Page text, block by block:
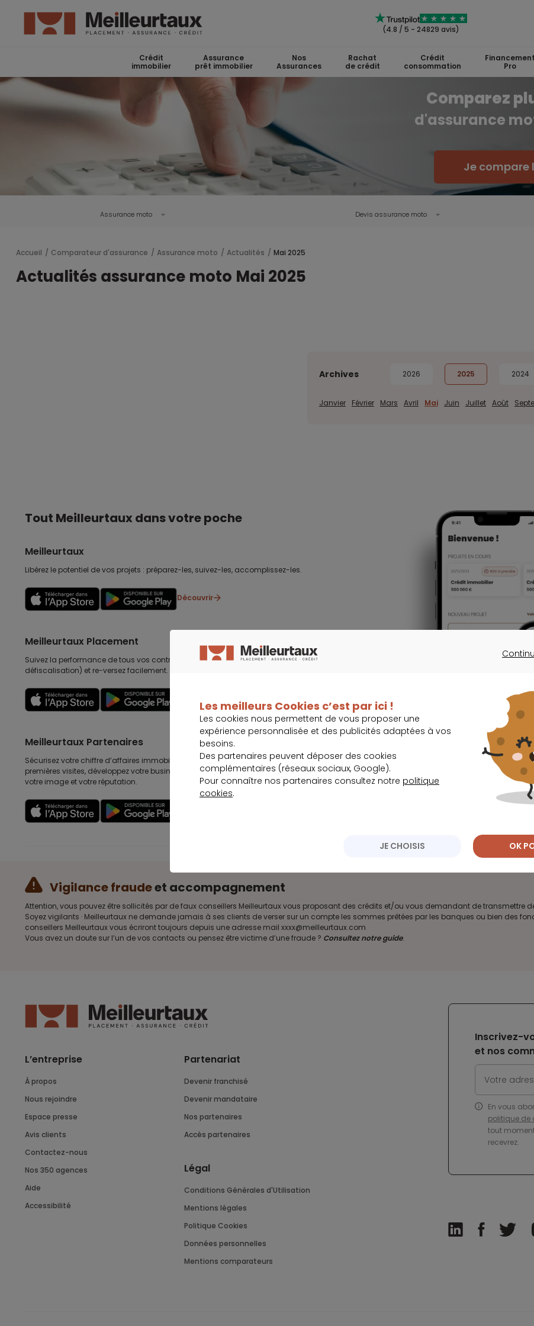
(4.8 / 5 - 24829 avis)
Crédit
immobilier
Assurance
prêt immobilier
Nos
Assurances
Rachat
de crédit
Crédit
consommation
Financement
Pro
Comparez
d'assurance
Je compare
Assurance moto Devis assurance moto
Accueil Comparateur d'assurance Assurance moto Actualités Mai 2025
Actualités assurance moto Mai 2025
Archives 2026 2025 2024
Janvier Février Mars Avril Mai Juin Juillet Août
Tout Meilleurtaux dans votre poche
Meilleurtaux
Libérez le potentiel de vos projets : préparez-les, suivez-les, accomplissez-les.
Découvrir
Meilleurtaux Placement
Suivez la performance de tous vos contrats (assurance vie, retraite, immobilier,
défiscalisation) et re-versez facilement. Garantie 0 paperasse.
Meilleurtaux Partenaires
Sécurisez votre chiffre d’affaires immobilières, gagnez en efficacité lors des
premières visites, développez votre business au delà de l’immobilier et travaillez
votre image et votre réputation.
Vigilance fraudeet accompagnement
Attention, vous pouvez être sollicités par de faux conseillers Meilleurtaux vous proposant des crédits et/ou vous demandant de transmettre
Soyez vigilants · Meilleurtaux ne demande jamais à ses clients de verser sur un compte les sommes prêtées par les banques ou bien des
conseillers Meilleurtaux vous écriront toujours depuis une adresse mail xxxx@meilleurtaux.com
Vous avez un doute sur l’un de vos contacts ou pensez être victime d’une fraude ? Consultez notre guide.
L’entreprise
À propos
Nous rejoindre
Espace presse
Avis clients
Contactez-nous
Nos 350 agences
Aide
Accessibilité
Partenariat
Devenir franchisé
Devenir mandataire
Nos partenaires
Accès partenaires
Légal
Conditions Générales d'Utilisation
Mentions légales
Politique Cookies
Données personnelles
Mentions comparateurs
Inscrivez-
et nos
En vous
politique de
tout
recevrez.
Les meilleurs Cookies c’est par ici !
Les cookies nous permettent de vous proposer une
expérience personnalisée et des publicités adaptées à vos
besoins.
Des partenaires peuvent déposer des cookies
complémentaires (réseaux sociaux, Google).
Pour connaître nos partenaires consultez notre politique
cookies.
JE CHOISIS OK